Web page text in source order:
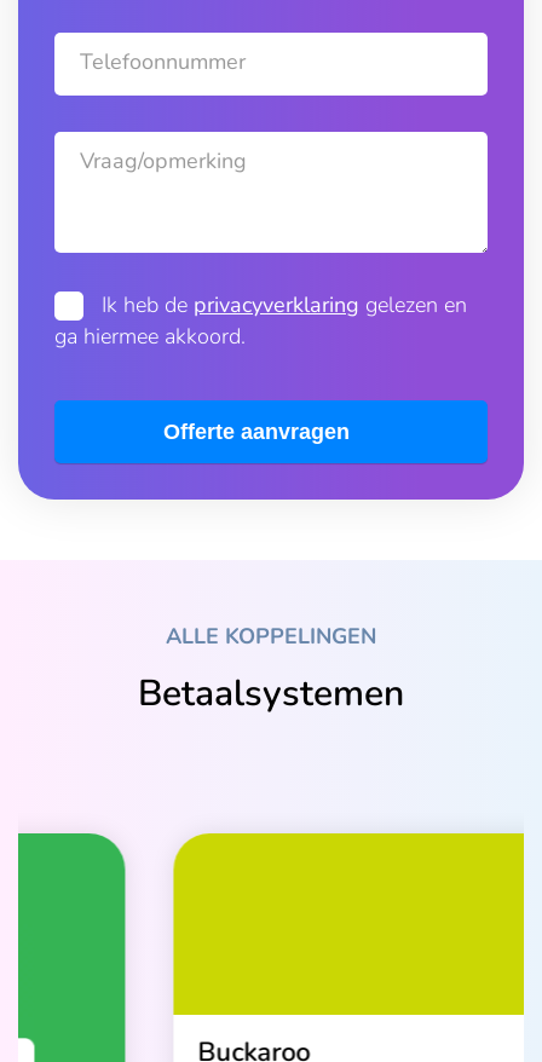
Telefoonnummer
Vraag/opmerking
Ik heb de privacyverklaring gelezen en
ga hiermee akkoord.
Offerte aanvragen
ALLE KOPPELINGEN
Betaalsystemen